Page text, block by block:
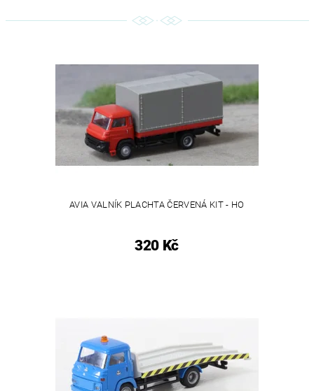
AVIA VALNÍK PLACHTA ČERVENÁ KIT - HO
320 Kč